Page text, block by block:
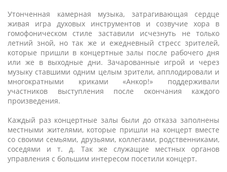
Утонченная камерная музыка, затрагивающая сердце
живая игра духовых инструментов и созвучие хора в
гомофоническом стиле заставили исчезнуть не только
летний зной, но так же и ежедневный стресс зрителей,
которые пришли в концертные залы после рабочего дня
или же в выходные дни. Зачарованные игрой и через
музыку ставшими одним целым зрители, апплодировали и
многократными криками «Анкор!» поддерживали
участников выступления после окончания каждого
произведения.
Каждый раз концертные залы были до отказа заполнены
местными жителями, которые пришли на концерт вместе
со своими семьями, друзьями, коллегами, родственниками,
соседями и т. д. Так же служащие местных органов
управления с большим интересом посетили концерт.